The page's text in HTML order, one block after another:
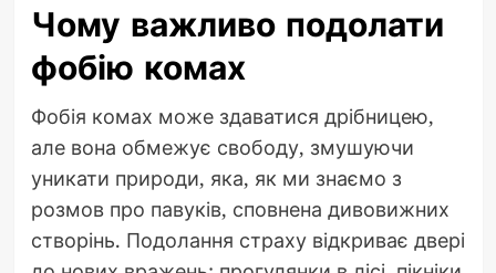
Чому важливо подолати
фобію комах
Фобія комах може здаватися дрібницею,
але вона обмежує свободу, змушуючи
уникати природи, яка, як ми знаємо з
розмов про павуків, сповнена дивовижних
створінь. Подолання страху відкриває двері